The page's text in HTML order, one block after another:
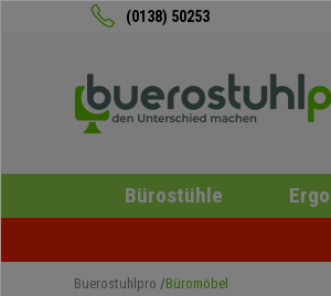
(0138) 50253
Bürostühle
Buerostuhlpro Büromöbel